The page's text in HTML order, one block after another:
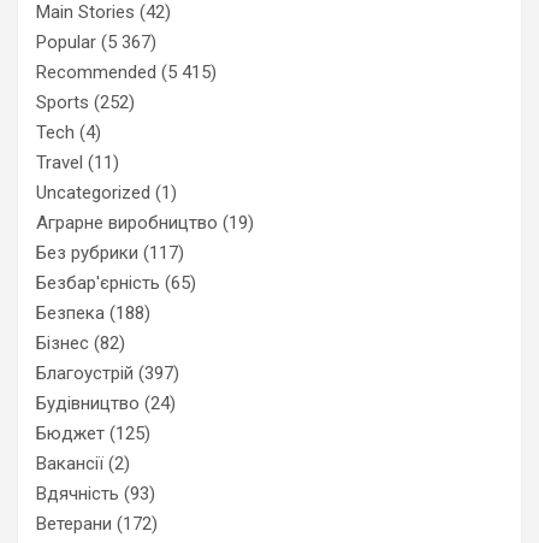
Main Stories (42)
Popular (5 367)
Recommended (5 415)
Sports (252)
Tech (4)
Travel (11)
Uncategorized (1)
Аграрне виробництво (19)
Без рубрики (117)
Безбар'єрність (65)
Безпека (188)
Бізнес (82)
Благоустрій (397)
Будівництво (24)
Бюджет (125)
Вакансії (2)
Вдячність (93)
Ветерани (172)